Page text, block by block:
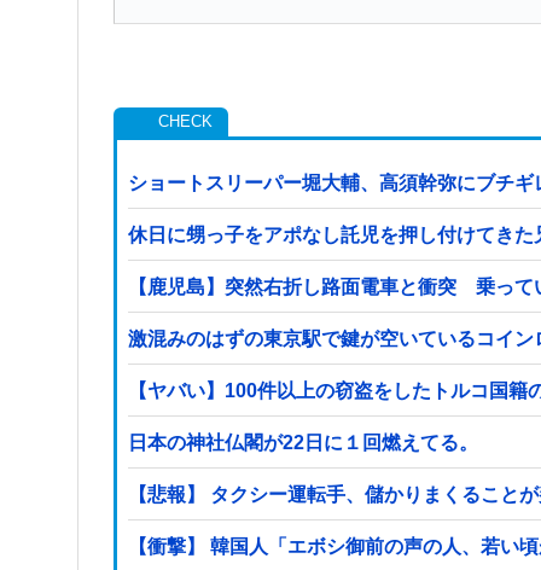
ショートスリーパー堀大輔、高須幹弥にブチギ
休日に甥っ子をアポなし託児を押し付けてき
【鹿児島】突然右折し路面電車と衝突 乗っ
激混みのはずの東京駅で鍵が空いているコイ
日本の神社仏閣が22日に１回燃えてる。
【悲報】 タクシー運転手、儲かりまくること
【衝撃】 韓国人「エボシ御前の声の人、若い